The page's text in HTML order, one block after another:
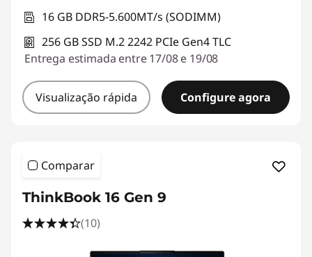
16 GB DDR5-5.600MT/s (SODIMM)
256 GB SSD M.2 2242 PCIe Gen4 TLC
Entrega estimada entre 17/08 e 19/08
Visualização rápida Configure agora
Comparar
ThinkBook 16 Gen 9
(10)